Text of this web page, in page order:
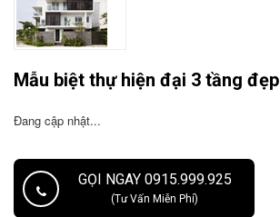
Mẫu biệt thự hiện đại 3 tầng đẹp
Đang cập nhật...
GỌI NGAY 0915.999.925
(Tư Vấn Miễn Phí)